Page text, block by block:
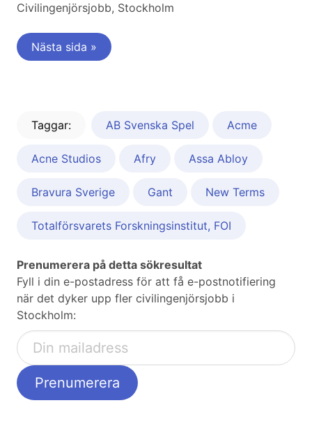
Civilingenjörsjobb, Stockholm
Nästa sida »
Taggar: AB Svenska Spel Acme
Acne Studios Afry Assa Abloy
Bravura Sverige Gant New Terms
Totalförsvarets Forskningsinstitut, FOI
Prenumerera på detta sökresultat
Fyll i din e-postadress för att få e-postnotifiering
när det dyker upp fler civilingenjörsjobb i
Stockholm: